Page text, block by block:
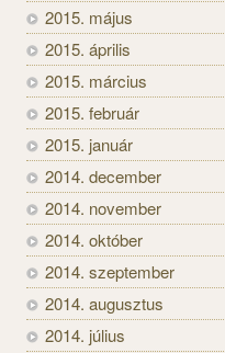
2015. május
2015. április
2015. március
2015. február
2015. január
2014. december
2014. november
2014. október
2014. szeptember
2014. augusztus
2014. július